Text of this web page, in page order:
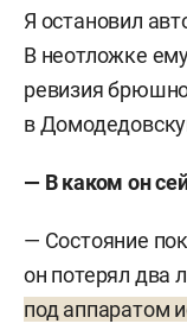
Я остановил
В неотложке
ревизия
в
— В каком он
— Состояние
он потерял два
под аппаратом